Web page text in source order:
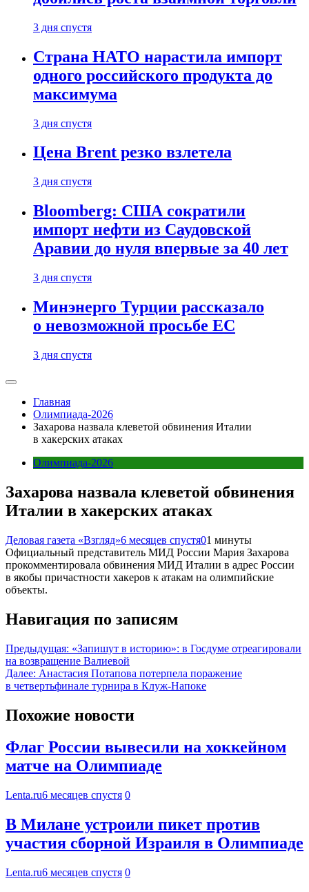
3 дня спустя
Страна НАТО нарастила импорт
одного российского продукта до
максимума
3 дня спустя
Цена Brent резко взлетела
3 дня спустя
Bloomberg: США сократили
импорт нефти из Саудовской
Аравии до нуля впервые за 40 лет
3 дня спустя
Минэнерго Турции рассказало
о невозможной просьбе ЕС
3 дня спустя
Главная
Олимпиада-2026
Захарова назвала клеветой обвинения Италии
в хакерских атаках
Олимпиада-2026
Захарова назвала клеветой обвинения
Италии в хакерских атаках
Деловая газета «Взгляд»6 месяцев спустя01 минуты
Официальный представитель МИД России Мария Захарова
прокомментировала обвинения МИД Италии в адрес России
в якобы причастности хакеров к атакам на олимпийские
объекты.
Навигация по записям
Предыдущая: «Запишут в историю»: в Госдуме отреагировали
на возвращение Валиевой
Далее: Анастасия Потапова потерпела поражение
в четвертьфинале турнира в Клуж-Напоке
Похожие новости
Флаг России вывесили на хоккейном
матче на Олимпиаде
Lenta.ru6 месяцев спустя 0
В Милане устроили пикет против
участия сборной Израиля в Олимпиаде
Lenta.ru6 месяцев спустя 0